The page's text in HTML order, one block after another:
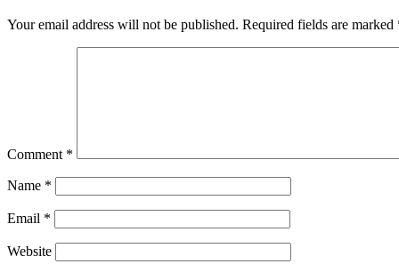
Your email address will not be published. Required fields are marked
Comment *
Name *
Email *
Website